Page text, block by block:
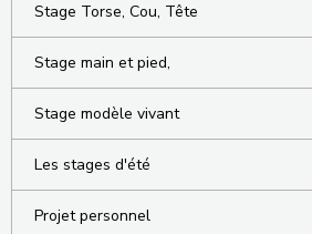
Stage Torse, Cou, Tête
Stage main et pied,
Stage modèle vivant
Les stages d'été
Projet personnel